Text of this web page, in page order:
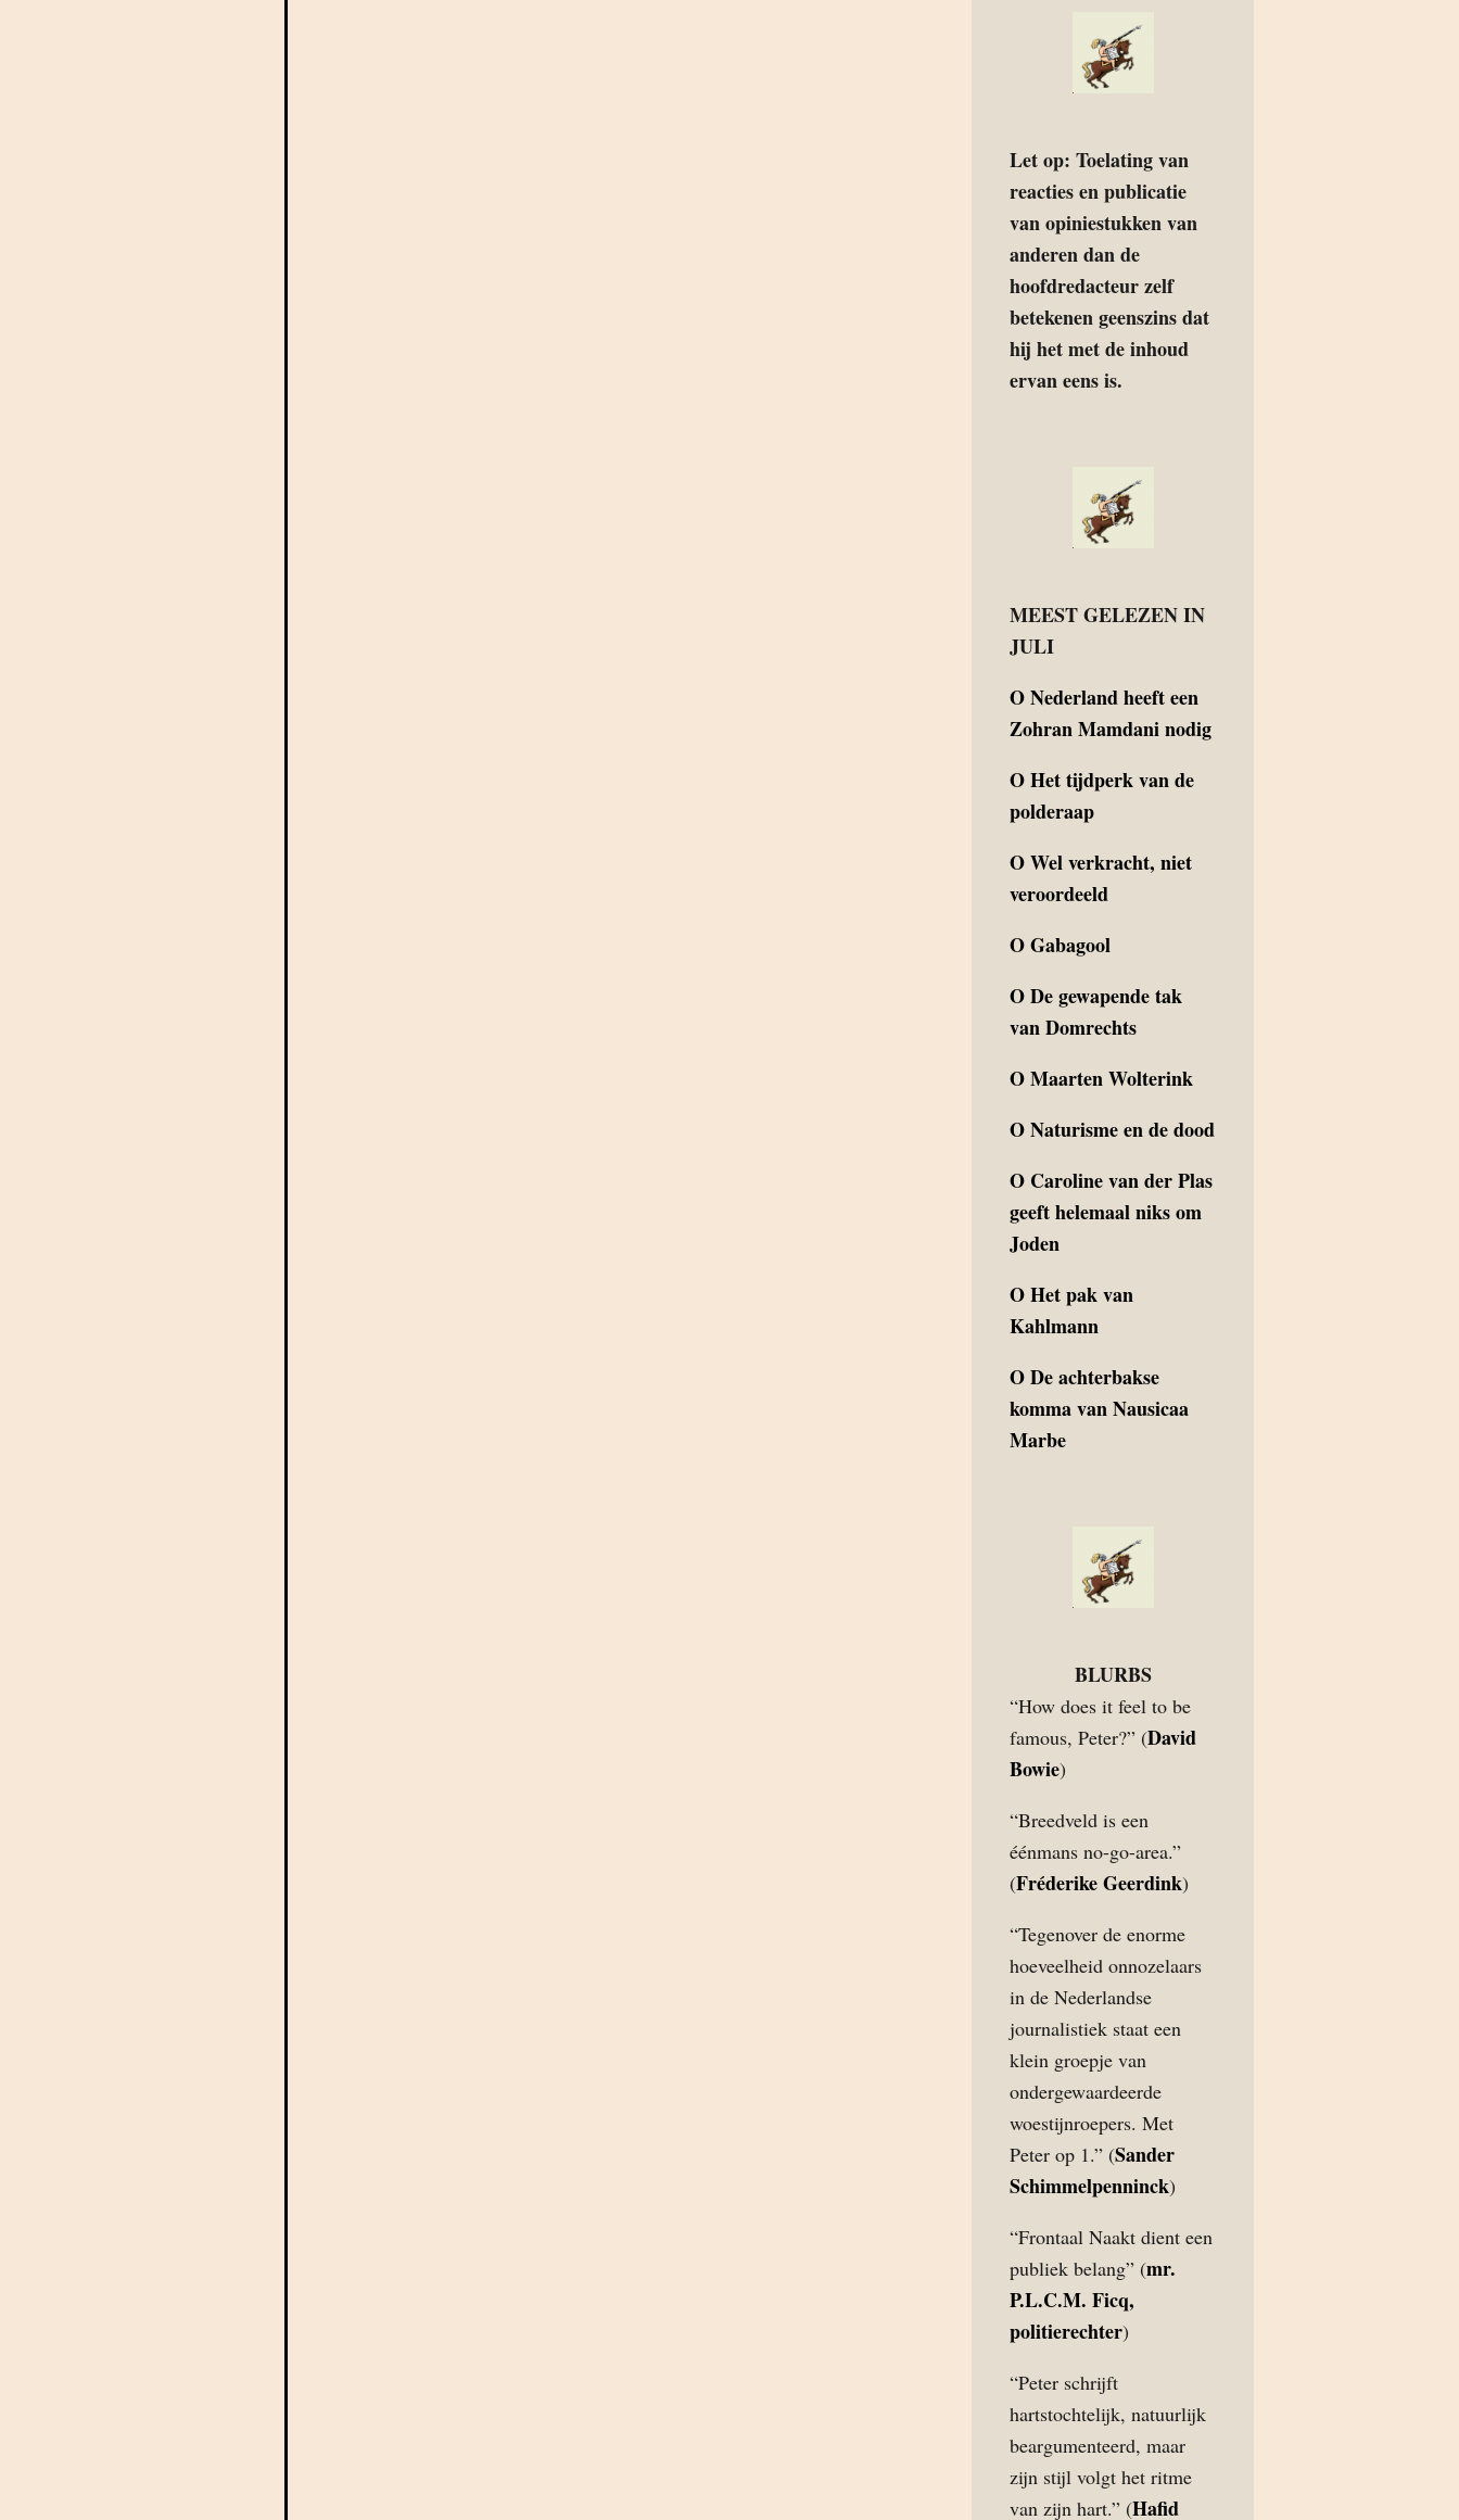
Let op: Toelating van
reacties en publicatie
van opiniestukken van
anderen dan de
hoofdredacteur zelf
betekenen geenszins dat
hij het met de inhoud
ervan eens is.
MEEST GELEZEN IN
JULI
ONederland heeft een
Zohran Mamdani nodig
OHet tijdperk van de
polderaap
OWel verkracht, niet
veroordeeld
OGabagool
ODe gewapende tak
van Domrechts
OMaarten Wolterink
ONaturisme en de dood
O Caroline van der Plas
geeft helemaal niks om
Joden
OHet pak van
Kahlmann
ODe achterbakse
komma van Nausicaa
Marbe
BLURBS
“How does it feel to be
famous, Peter?” (David
Bowie)
“Breedveld is een
éénmans no-go-area.”
(Fréderike Geerdink)
“Tegenover de enorme
hoeveelheid onnozelaars
in de Nederlandse
journalistiek staat een
klein groepje van
ondergewaardeerde
woestijnroepers. Met
Peter op 1.” (Sander
Schimmelpenninck)
“Frontaal Naakt dient een
publiek belang” (mr.
P.L.C.M. Ficq,
politierechter)
“Peter schrijft
hartstochtelijk, natuurlijk
beargumenteerd, maar
zijn stijl volgt het ritme
van zijn hart.” (Hafid